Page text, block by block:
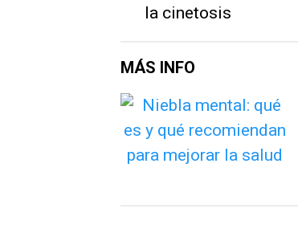
la cinetosis
MÁS INFO